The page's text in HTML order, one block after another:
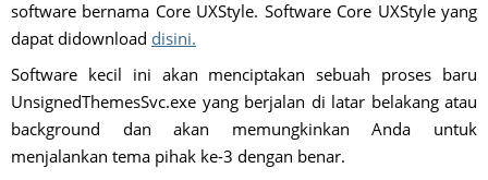
software bernama Core UXStyle. Software Core UXStyle yang
dapat didownload disini.
Software kecil ini akan menciptakan sebuah proses baru
UnsignedThemesSvc.exe yang berjalan di latar belakang atau
background dan akan memungkinkan Anda untuk
menjalankan tema pihak ke-3 dengan benar.